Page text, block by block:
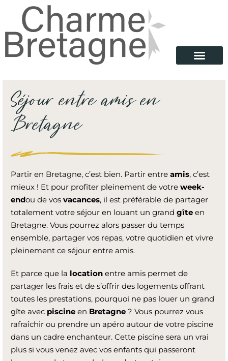
Séjour entre amis en
Bretagne
Partir en Bretagne, c’est bien. Partir entre amis, c’est
mieux ! Et pour profiter pleinement de votre week-
endou de vos vacances, il est préférable de partager
totalement votre séjour en louant un grand gîte en
Bretagne. Vous pourrez alors passer du temps
ensemble, partager vos repas, votre quotidien et vivre
pleinement ce séjour entre amis.
Et parce que la location entre amis permet de
partager les frais et de s’offrir des logements offrant
toutes les prestations, pourquoi ne pas louer un grand
gîte avec piscine en Bretagne ? Vous pourrez vous
rafraîchir ou prendre un apéro autour de votre piscine
dans un cadre enchanteur. Cette piscine sera un vrai
plus si vous venez avec vos enfants qui passeront